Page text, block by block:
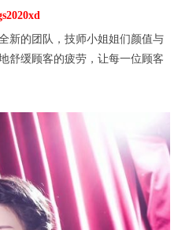
的团队，技师小姐姐们颜值与
舒缓顾客的疲劳，让每一位顾客